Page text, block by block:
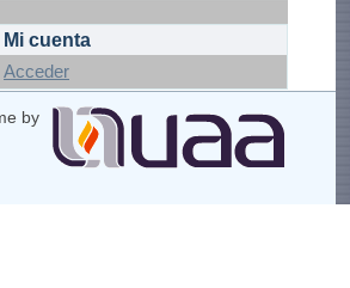
Mi cuenta
Acceder
by